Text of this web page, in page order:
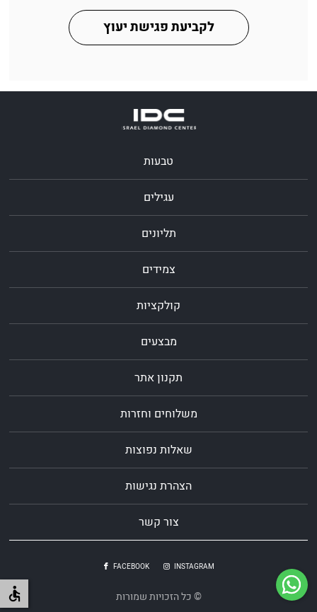
לקביעת פגישת יעוץ
טבעות
עגילים
תליונים
צמידים
קולקציות
מבצעים
תקנון אתר
משלוחים וחזרות
שאלות נפוצות
הצהרת נגישות
צור קשר
© כל הזכויות שמורות
INSTAGRAM
FACEBOOK